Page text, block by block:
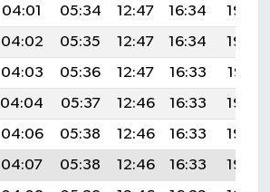
04:01 05:34 12:47 16:34
19:49
04:02 05:35 12:47 16:34
19:48
04:03 05:36 12:47 16:33
19:47
04:04 05:37 12:46 16:33
19:46
04:06 05:38 12:46 16:33
19:45
04:07 05:38 12:46 16:33
19:44